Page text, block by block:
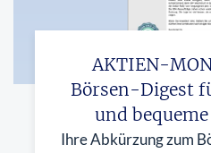
AKTIEN-
Börsen-Digest
und
Ihre Abkürzung zum